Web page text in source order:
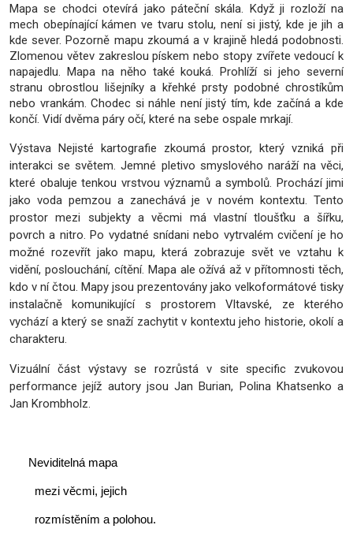
Mapa se chodci otevírá jako páteční skála. Když ji rozloží na
mech obepínající kámen ve tvaru stolu, není si jistý, kde je jih a
kde sever. Pozorně mapu zkoumá a v krajině hledá podobnosti.
Zlomenou větev zakreslou pískem nebo stopy zvířete vedoucí k
napajedlu. Mapa na něho také kouká. Prohlíží si jeho severní
stranu obrostlou lišejníky a křehké prsty podobné chrostíkům
nebo vrankám. Chodec si náhle není jistý tím, kde začíná a kde
končí. Vidí dvěma páry očí, které na sebe ospale mrkají.
Výstava Nejisté kartografie zkoumá prostor, který vzniká při
interakci se světem. Jemné pletivo smyslového naráží na věci,
které obaluje tenkou vrstvou významů a symbolů. Prochází jimi
jako voda pemzou a zanechává je v novém kontextu. Tento
prostor mezi subjekty a věcmi má vlastní tloušťku a šířku,
povrch a nitro. Po vydatné snídani nebo vytrvalém cvičení je ho
možné rozevřít jako mapu, která zobrazuje svět ve vztahu k
vidění, poslouchání, cítění. Mapa ale ožívá až v přítomnosti těch,
kdo v ní čtou. Mapy jsou prezentovány jako velkoformátové tisky
instalačně komunikující s prostorem Vltavské, ze kterého
vychází a který se snaží zachytit v kontextu jeho historie, okolí a
charakteru.
Vizuální část výstavy se rozrůstá v site specific zvukovou
performance jejíž autory jsou Jan Burian, Polina Khatsenko a
Jan Krombholz.
Neviditelná mapa
mezi věcmi, jejich
rozmístěním a polohou.